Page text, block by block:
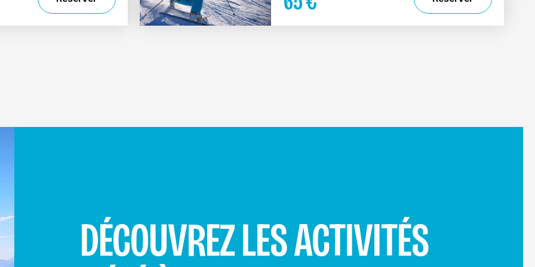
DÉCOUVREZ LES ACTIVITÉS